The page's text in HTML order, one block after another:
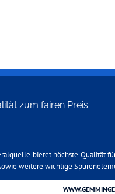
zum fairen Preis
bietet höchste Qualität
weitere wichtige